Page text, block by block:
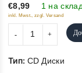
5
€8,99 1 на
inkl. Mwst., zzgl. Versand
Тип: CD Диски